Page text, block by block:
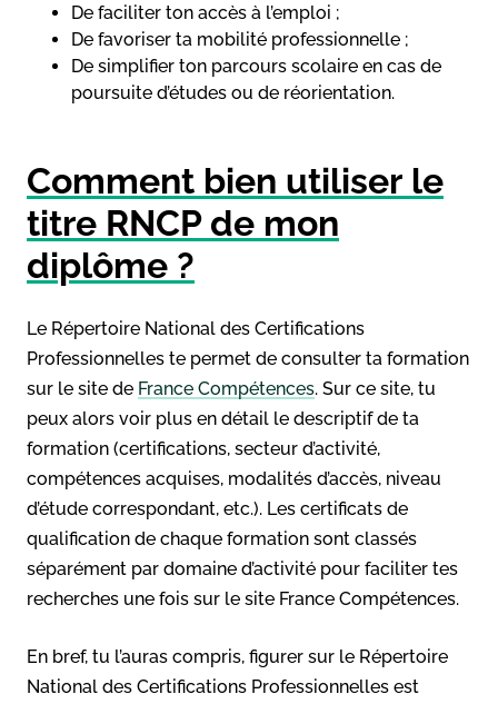
De faciliter ton accès à l’emploi ;
De favoriser ta mobilité professionnelle ;
De simplifier ton parcours scolaire en cas de
poursuite d’études ou de réorientation.
Comment bien utiliser le
titre RNCP de mon
diplôme ?
Le Répertoire National des Certifications
Professionnelles te permet de consulter ta formation
sur le site de France Compétences. Sur ce site, tu
peux alors voir plus en détail le descriptif de ta
formation (certifications, secteur d’activité,
compétences acquises, modalités d’accès, niveau
d’étude correspondant, etc.). Les certificats de
qualification de chaque formation sont classés
séparément par domaine d’activité pour faciliter tes
recherches une fois sur le site France Compétences.
En bref, tu l’auras compris, figurer sur le Répertoire
National des Certifications Professionnelles est